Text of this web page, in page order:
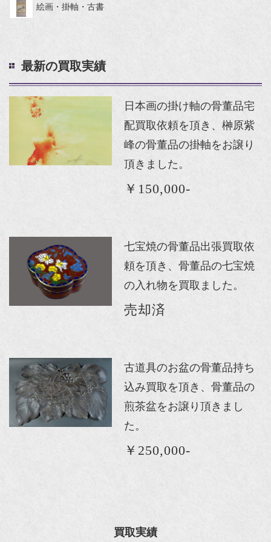
絵画・掛軸・古書
最新の買取実績
日本画の掛け軸の骨董品宅
配買取依頼を頂き、榊原紫
峰の骨董品の掛軸をお譲り
頂きました。
￥150,000-
七宝焼の骨董品出張買取依
頼を頂き、骨董品の七宝焼
の入れ物を買取ました。
売却済
古道具のお盆の骨董品持ち
込み買取を頂き、骨董品の
煎茶盆をお譲り頂きまし
た。
￥250,000-
買取実績